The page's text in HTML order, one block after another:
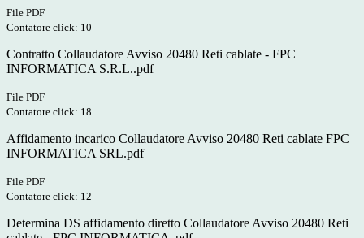
File PDF
Contatore click: 10
Contratto Collaudatore Avviso 20480 Reti cablate - FPC
INFORMATICA S.R.L..pdf
File PDF
Contatore click: 18
Affidamento incarico Collaudatore Avviso 20480 Reti cablate FPC
INFORMATICA SRL.pdf
File PDF
Contatore click: 12
Determina DS affidamento diretto Collaudatore Avviso 20480 Reti